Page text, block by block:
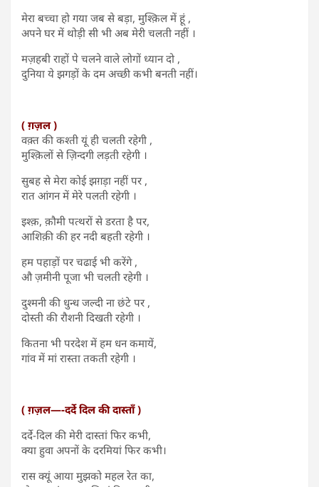
मेरा बच्चा हो गया जब से बड़ा, मुश्क़िल में हूं ,
अपने घर में थोड़ी सी भी अब मेरी चलती नहीं ।
मज़हबी राहों पे चलने वाले लोगों ध्यान दो ,
दुनिया ये झगड़ों के दम अच्छी कभी बनती नहीं।
( ग़ज़ल )
वक़्त की कश्ती यूं ही चलती रहेगी ,
मुश्क़िलों से ज़िन्दगी लड़ती रहेगी ।
सुबह से मेरा कोई झग़ड़ा नहीं पर ,
रात आंगन में मेरे पलती रहेगी ।
इश्क़, क़ौमी पत्थरों से डरता है पर,
आशिक़ी की हर नदी बहती रहेगी ।
हम पहाड़ों पर चढाई भी करेंगे ,
औ ज़मीनी पूजा भी चलती रहेगी ।
दुश्मनी की धुन्ध जल्दी ना छंटे पर ,
दोस्ती की रौशनी दिखती रहेगी ।
कितना भी परदेश में हम धन कमायें,
गांव में मां रास्ता तकती रहेगी ।
( ग़ज़ल—-दर्दे दिल की दास्ताँ )
दर्दे-दिल की मेरी दास्तां फिर कभी,
क्या हुवा अपनों के दरमियां फिर कभी।
रास क्यूं आया मुझको महल रेत का,